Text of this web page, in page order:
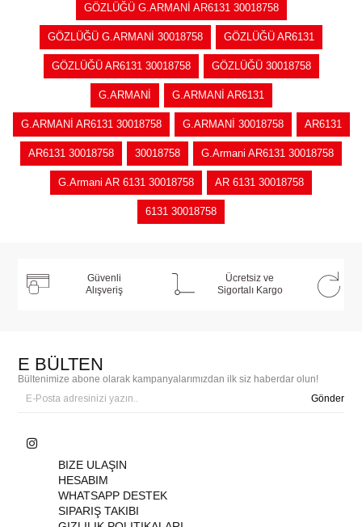
GÖZLÜĞÜ G.ARMANİ AR6131 30018758
GÖZLÜĞÜ G.ARMANİ 30018758 GÖZLÜĞÜ AR6131
GÖZLÜĞÜ AR6131 30018758 GÖZLÜĞÜ 30018758
G.ARMANİ G.ARMANİ AR6131
G.ARMANİ AR6131 30018758 G.ARMANİ 30018758 AR6131
AR6131 30018758 30018758 G.Armani AR6131 30018758
G.Armani AR 6131 30018758 AR 6131 30018758
6131 30018758
Güvenli
Alışveriş
Ücretsiz ve
Sigortalı Kargo
E BÜLTEN
Bültenimize abone olarak kampanyalarımızdan ilk siz haberdar olun!
Gönder
BIZE ULAŞIN
HESABIM
WHATSAPP DESTEK
SIPARIŞ TAKIBI